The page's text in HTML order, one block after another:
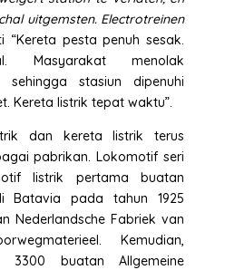
uitgemsten. Electrotreinen
pesta penuh sesak.
Masyarakat menolak
sehingga stasiun dipenuhi
Kereta listrik tepat waktu”.
dan kereta listrik terus
pabrikan. Lokomotif seri
listrik pertama buatan
Batavia pada tahun 1925
Nederlandsche Fabriek van
Kemudian,
buatan Allgemeine